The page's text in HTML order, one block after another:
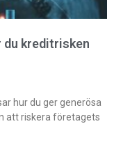
du kreditrisken
hur du ger generösa
att riskera företagets